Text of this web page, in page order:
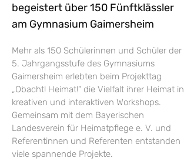
begeistert über 150 Fünftklässler
am Gymnasium Gaimersheim
Mehr als 150 Schülerinnen und Schüler der
5. Jahrgangsstufe des Gymnasiums
Gaimersheim erlebten beim Projekttag
„Obacht! Heimat!“ die Vielfalt ihrer Heimat in
kreativen und interaktiven Workshops.
Gemeinsam mit dem Bayerischen
Landesverein für Heimatpflege e. V. und
Referentinnen und Referenten entstanden
viele spannende Projekte.